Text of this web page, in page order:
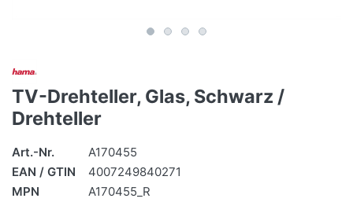
TV-Drehteller, Glas, Schwarz /
Drehteller
Art.-Nr.
A170455
EAN / GTIN
4007249840271
MPN
A170455_R